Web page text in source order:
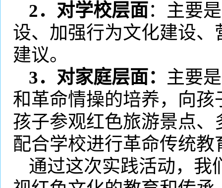
2．对学校层面：主要
设、加强行为文化建设
建议。
3．对家庭层面： 主要
和革命情操的培养，向
孩子参观红色旅游景点
配合学校进行革命传统
通过这次实践活动，我